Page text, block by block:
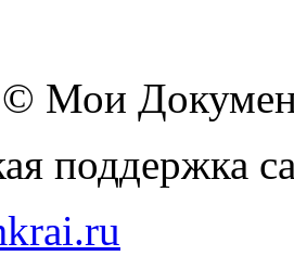
Мои
поддержка